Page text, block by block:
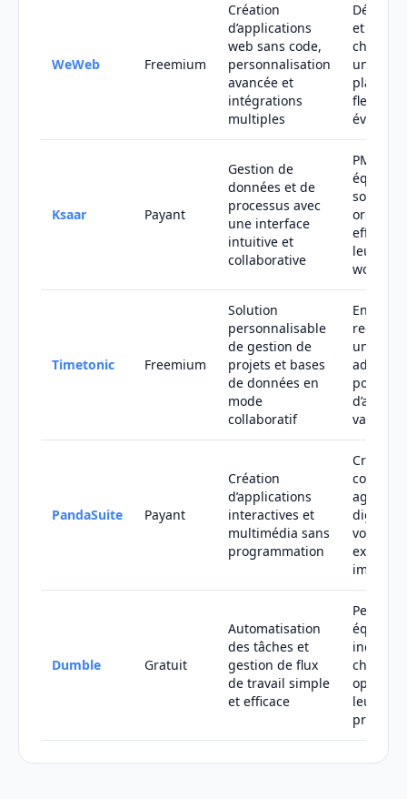
WeWeb Freemium
Création
d’applications
web sans code,
personnalisation
avancée et
intégrations
multiples
et
une
flexible
évolutive
Ksaar Payant
Gestion de
données et de
processus avec
une interface
intuitive et
collaborative
PME et
équipes
leurs
Timetonic Freemium
Solution
personnalisable
de gestion de
projets et bases
de données en
mode
collaboratif
un outil
pour
variées
PandaSuite Payant
Création
d’applications
interactives et
multimédia sans
programmation
agences
digitales
voulant
Dumble Gratuit
Automatisation
des tâches et
gestion de flux
de travail simple
et efficace
Petites
équipes
leur